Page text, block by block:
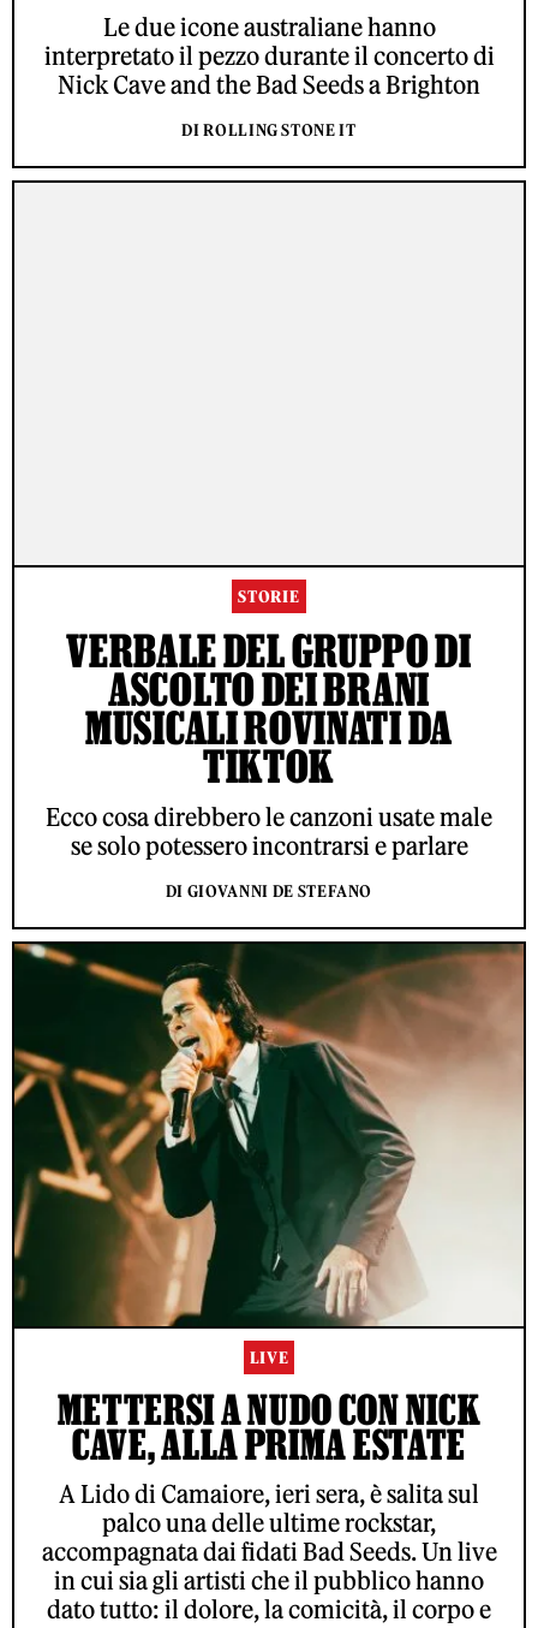
Le due icone australiane hanno
interpretato il pezzo durante il concerto di
Nick Cave and the Bad Seeds a Brighton
DI ROLLING STONE IT
STORIE
VERBALE DEL GRUPPO DI
ASCOLTO DEI BRANI
MUSICALI ROVINATI DA
TIKTOK
Ecco cosa direbbero le canzoni usate male
se solo potessero incontrarsi e parlare
DI GIOVANNI DE STEFANO
LIVE
METTERSI A NUDO CON NICK
CAVE, ALLA PRIMA ESTATE
A Lido di Camaiore, ieri sera, è salita sul
palco una delle ultime rockstar,
accompagnata dai fidati Bad Seeds. Un live
in cui sia gli artisti che il pubblico hanno
dato tutto: il dolore, la comicità, il corpo e